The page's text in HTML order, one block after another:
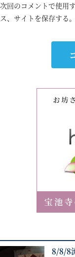
次回のコメントで使用
ス、サイトを保存する。
8/8/8